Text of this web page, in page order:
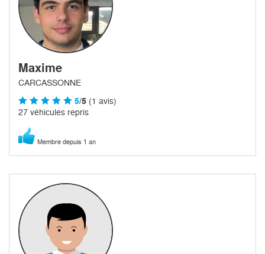
Maxime
CARCASSONNE
5/5 (1 avis)
27 véhicules repris
Membre depuis 1 an